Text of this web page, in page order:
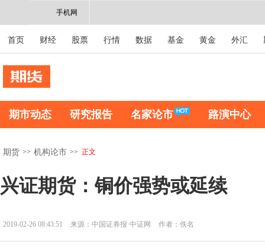
手机网
首页 财经 股票 行情 数据 基金 黄金 外汇
期市动态 研究报告 名家论市 路演中心
期货 >> 机构论市 >> 正文
兴证期货：铜价强势或延续
2019-02-26 08:43:51 来源：中国证券报·中证网 作者：佚名